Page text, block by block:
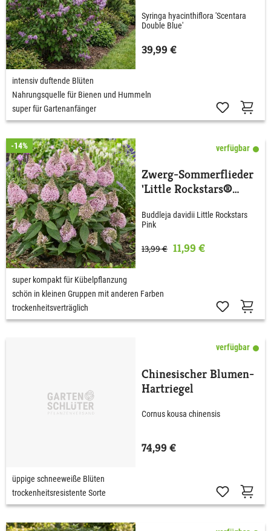
Blue'
Syringa hyacinthiflora 'Scentara
Double Blue'
39,99 €
intensiv duftende Blüten
Nahrungsquelle für Bienen und Hummeln
super für Gartenanfänger
-14% verfügbar
Zwerg-Sommerflieder
'Little Rockstars®
Buddleja davidii Little Rockstars
Pink
13,99 € 11,99 €
super kompakt für Kübelpflanzung
schön in kleinen Gruppen mit anderen Farben
trockenheitsverträglich
verfügbar
Chinesischer Blumen-
Hartriegel
Cornus kousa chinensis
74,99 €
üppige schneeweiße Blüten
trockenheitsresistente Sorte